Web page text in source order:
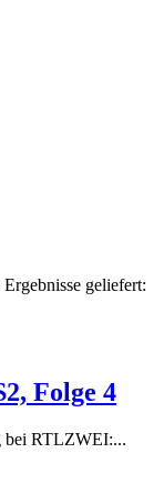
geliefert:
Folge 4
bei RTLZWEI:...